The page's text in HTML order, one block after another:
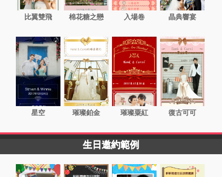
比翼雙飛 棉花糖之戀 入場卷 晶典響宴
星空 璀璨鉑金 璀璨粟紅 復古可可
生日邀約範例